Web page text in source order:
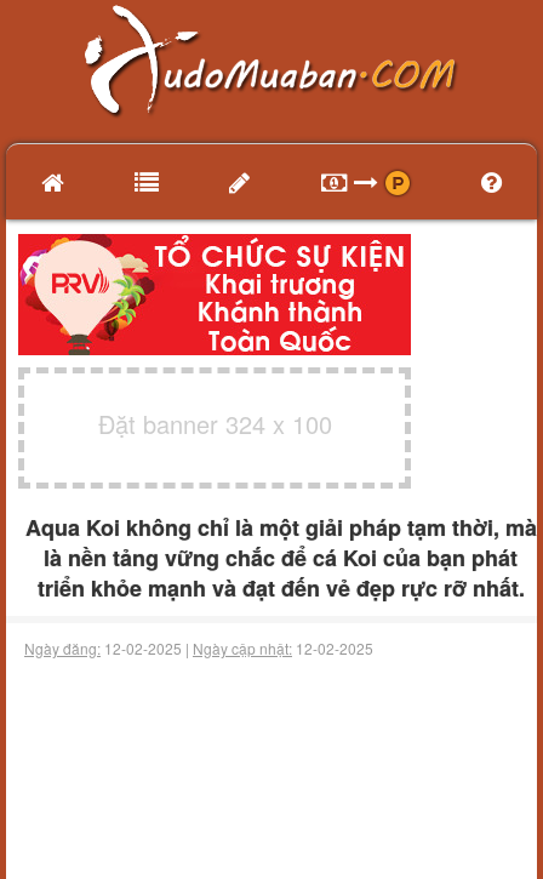
Đặt banner 324 x 100
​Aqua Koi không chỉ là một giải pháp tạm thời, mà
là nền tảng vững chắc để cá Koi của bạn phát
triển khỏe mạnh và đạt đến vẻ đẹp rực rỡ nhất.​
Ngày đăng: 12-02-2025 | Ngày cập nhật: 12-02-2025